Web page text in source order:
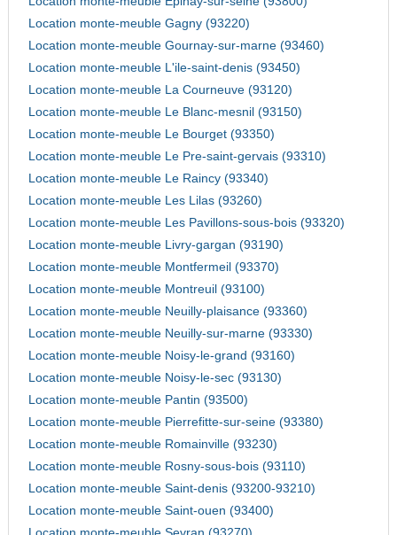
Location monte-meuble Gagny (93220)
Location monte-meuble Gournay-sur-marne (93460)
Location monte-meuble L'ile-saint-denis (93450)
Location monte-meuble La Courneuve (93120)
Location monte-meuble Le Blanc-mesnil (93150)
Location monte-meuble Le Bourget (93350)
Location monte-meuble Le Pre-saint-gervais (93310)
Location monte-meuble Le Raincy (93340)
Location monte-meuble Les Lilas (93260)
Location monte-meuble Les Pavillons-sous-bois (93320)
Location monte-meuble Livry-gargan (93190)
Location monte-meuble Montfermeil (93370)
Location monte-meuble Montreuil (93100)
Location monte-meuble Neuilly-plaisance (93360)
Location monte-meuble Neuilly-sur-marne (93330)
Location monte-meuble Noisy-le-grand (93160)
Location monte-meuble Noisy-le-sec (93130)
Location monte-meuble Pantin (93500)
Location monte-meuble Pierrefitte-sur-seine (93380)
Location monte-meuble Romainville (93230)
Location monte-meuble Rosny-sous-bois (93110)
Location monte-meuble Saint-denis (93200-93210)
Location monte-meuble Saint-ouen (93400)